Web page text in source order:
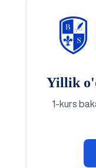
Yillik
1-kurs